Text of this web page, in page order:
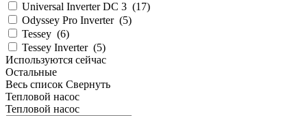
Universal Inverter DC 3 (17)
Odyssey Pro Inverter (5)
Tessey (6)
Tessey Inverter (5)
Используются сейчас
Остальные
Весь список Свернуть
Тепловой насос
Тепловой насос